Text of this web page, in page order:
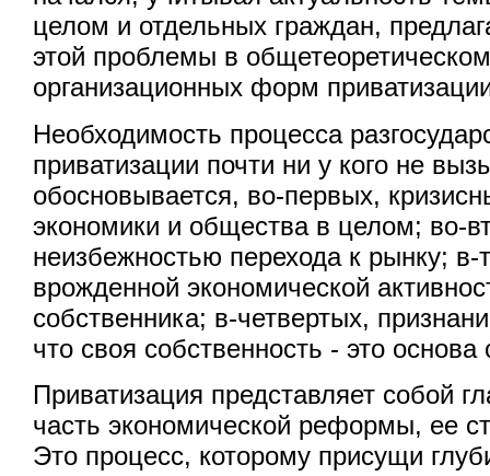
целом и отдельных граждан,
этой проблемы в
организационных форм
Необходимость процесса
приватизации почти ни у кого не
обосновывается, во-первых,
экономики и общества в целом; во-
неизбежностью перехода к рынку; в-
врожденной экономической
собственника; в-четвертых,
что своя собственность - это
Приватизация представляет собой
часть экономической реформы, ее
Это процесс, которому присущи